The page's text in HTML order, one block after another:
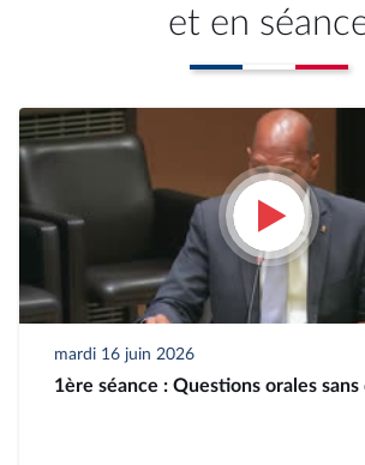
et en
mardi 16 juin 2026
1ère séance : Questions orales sans